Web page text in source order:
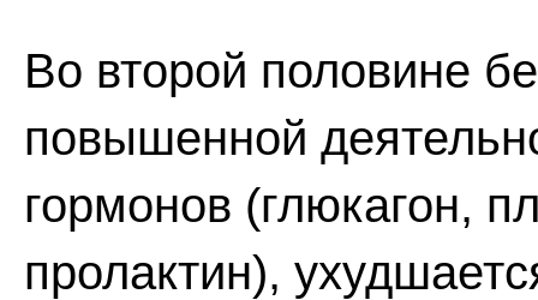
Во второй половине
повышенной
гормонов (глюкагон,
пролактин),